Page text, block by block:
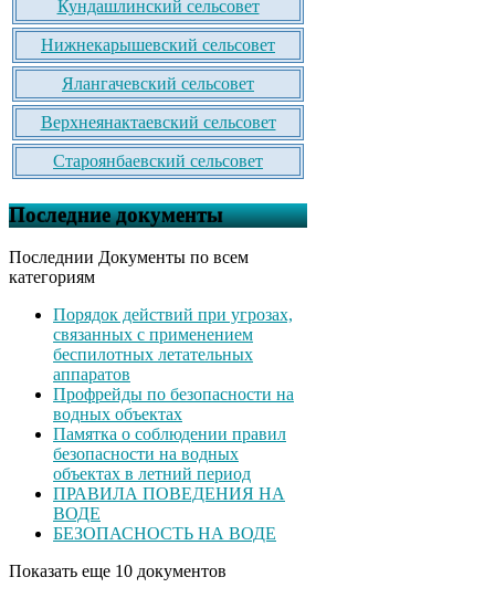
Кундашлинский сельсовет
Нижнекарышевский сельсовет
Ялангачевский сельсовет
Верхнеянактаевский сельсовет
Староянбаевский сельсовет
Последние документы
Последнии Документы по всем
категориям
Порядок действий при угрозах,
связанных с применением
беспилотных летательных
аппаратов
Профрейды по безопасности на
водных объектах
Памятка о соблюдении правил
безопасности на водных
объектах в летний период
ПРАВИЛА ПОВЕДЕНИЯ НА
ВОДЕ
БЕЗОПАСНОСТЬ НА ВОДЕ
Показать еще 10 документов